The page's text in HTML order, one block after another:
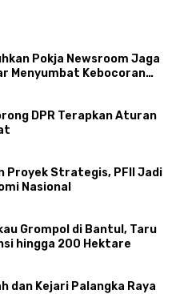
Pokja Newsroom Jaga
Menyumbat Kebocoran
DPR Terapkan Aturan
Proyek Strategis, PFII Jadi
Nasional
Grompol di Bantul, Taru
hingga 200 Hektare
dan Kejari Palangka Raya